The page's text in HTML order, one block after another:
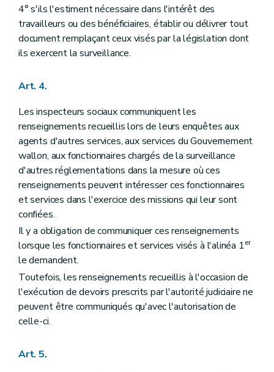
4° s'ils l'estiment nécessaire dans l'intérêt des
travailleurs ou des bénéficiaires, établir ou délivrer tout
document remplaçant ceux visés par la législation dont
ils exercent la surveillance.
Art. 4.
Les inspecteurs sociaux communiquent les
renseignements recueillis lors de leurs enquêtes aux
agents d'autres services, aux services du Gouvernement
wallon, aux fonctionnaires chargés de la surveillance
d'autres réglementations dans la mesure où ces
renseignements peuvent intéresser ces fonctionnaires
et services dans l'exercice des missions qui leur sont
confiées.
Il y a obligation de communiquer ces renseignements
lorsque les fonctionnaires et services visés à l'alinéa 1er
le demandent.
Toutefois, les renseignements recueillis à l'occasion de
l'exécution de devoirs prescrits par l'autorité judiciaire ne
peuvent être communiqués qu'avec l'autorisation de
celle-ci.
Art. 5.